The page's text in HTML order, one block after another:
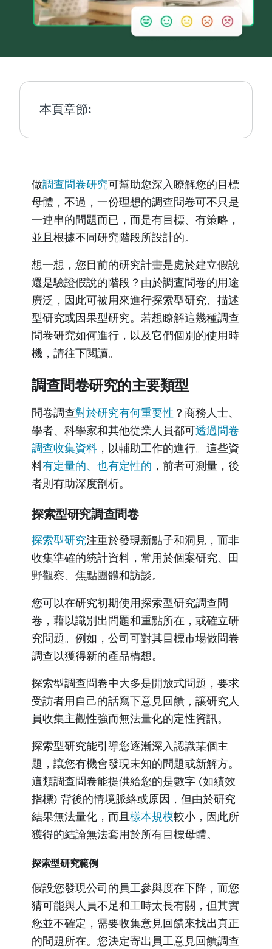
本頁章節:
做調查問卷研究可幫助您深入瞭解您的目標
母體，不過，一份理想的調查問卷可不只是
一連串的問題而已，而是有目標、有策略，
並且根據不同研究階段所設計的。
想一想，您目前的研究計畫是處於建立假說
還是驗證假說的階段？由於調查問卷的用途
廣泛，因此可被用來進行探索型研究、描述
型研究或因果型研究。若想瞭解這幾種調查
問卷研究如何進行，以及它們個別的使用時
機，請往下閱讀。
調查問卷研究的主要類型
問卷調查對於研究有何重要性 ？商務人士、
學者、科學家和其他從業人員都可透過問卷
調查收集資料 ，以輔助工作的進行。這些資
料有定量的、也有定性的 ，前者可測量，後
者則有助深度剖析。
探索型研究調查問卷
探索型研究注重於發現新點子和洞見，而非
收集準確的統計資料，常用於個案研究、田
野觀察、焦點團體和訪談。
您可以在研究初期使用探索型研究調查問
卷，藉以識別出問題和重點所在，或確立研
究問題。例如，公司可對其目標市場做問卷
調查以獲得新的產品構想。
探索型調查問卷中大多是開放式問題，要求
受訪者用自己的話寫下意見回饋，讓研究人
員收集主觀性強而無法量化的定性資訊。
探索型研究能引導您逐漸深入認識某個主
題，讓您有機會發現未知的問題或新解方。
這類調查問卷能提供給您的是數字 (如績效
指標) 背後的情境脈絡或原因，但由於研究
結果無法量化，而且樣本規模較小，因此所
獲得的結論無法套用於所有目標母體。
探索型研究範例
假設您發現公司的員工參與度在下降，而您
猜可能與人員不足和工時太長有關，但其實
您並不確定，需要收集意見回饋來找出真正
的問題所在。您決定寄出員工意見回饋調查